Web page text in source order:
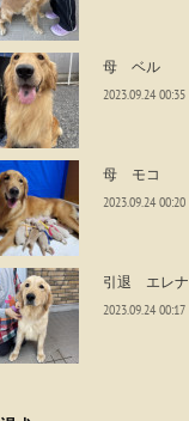
母 ベル
2023.09.24 00:35
母 モコ
2023.09.24 00:20
引退 エレナ
2023.09.24 00:17